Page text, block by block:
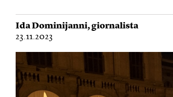
Ida Dominijanni, giornalista
23.11.2023